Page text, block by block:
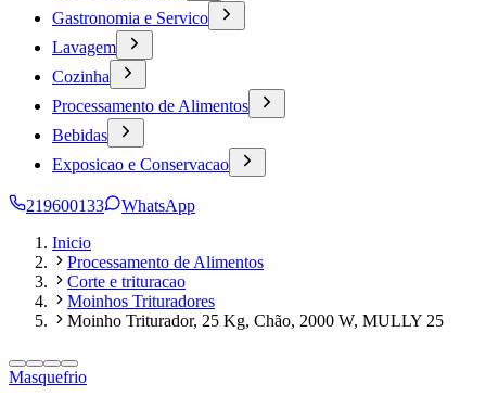
Gastronomia e Servico
Lavagem
Cozinha
Processamento de Alimentos
Bebidas
Exposicao e Conservacao
219600133
WhatsApp
Inicio
Processamento de Alimentos
Corte e trituracao
Moinhos Trituradores
Moinho Triturador, 25 Kg, Chão, 2000 W, MULLY 25
Masquefrio